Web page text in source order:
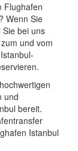
Flughafen
Wenn Sie
Sie bei uns
und vom
und
bereit.
Istanbul